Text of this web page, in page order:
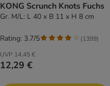
KONG Scrunch Knots Fuchs
Gr. M/L: L 40 x B 11 x H 8 cm
UVP 14,45 €
12,29 €
Rating: 3.7/5 (1399)